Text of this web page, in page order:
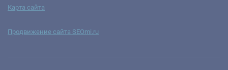
Карта сайта
Продвижение сайта SEOmi.ru